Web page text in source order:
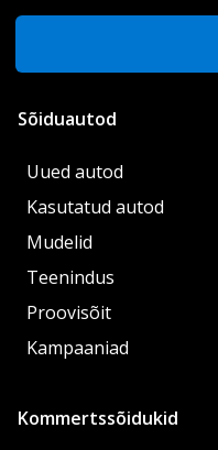
Sõiduautod
Uued autod
Kasutatud autod
Mudelid
Teenindus
Proovisõit
Kampaaniad
Kommertssõidukid